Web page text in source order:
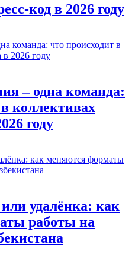
код в 2026 году
– одна команда:
коллективах
году
удалёнка: как
работы на